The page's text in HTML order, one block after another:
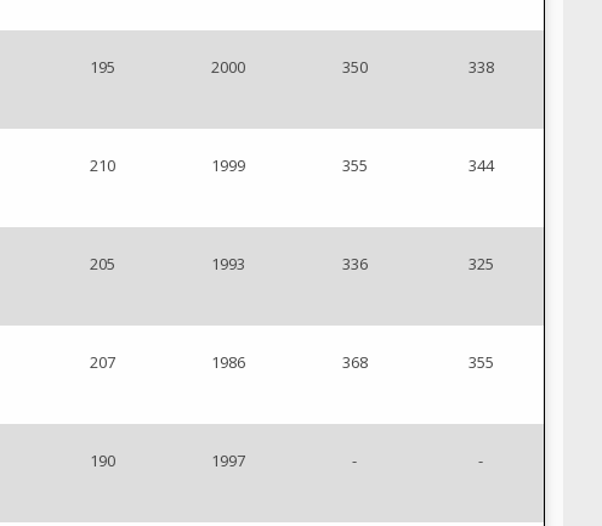
195 2000 350 338
210 1999 355 344
205 1993 336 325
207 1986 368 355
190 1997 - -